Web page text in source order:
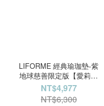
LIFORME 經典瑜珈墊-紫
地球慈善限定版【愛莉莎
莎專屬】
NT$4,977
NT$6,300